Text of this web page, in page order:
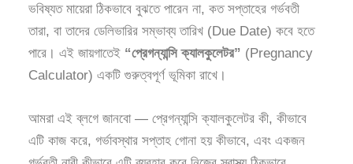
ভবিষ্যত মায়েরা ঠিকভাবে বুঝতে পারেন না, কত সপ্তাহের গর্ভবতী
তারা, বা তাদের ডেলিভারির সম্ভাব্য তারিখ (Due Date) কবে হতে
পারে। এই জায়গাতেই “প্রেগন্যান্সি ক্যালকুলেটর” (Pregnancy
Calculator) একটি গুরুত্বপূর্ণ ভূমিকা রাখে।
আমরা এই ব্লগে জানবো — প্রেগন্যান্সি ক্যালকুলেটর কী, কীভাবে
এটি কাজ করে, গর্ভাবস্থার সপ্তাহ গোনা হয় কীভাবে, এবং একজন